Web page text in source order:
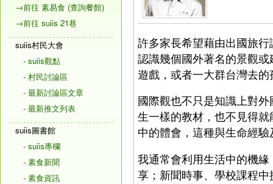
→前往 素易食 (查詢餐館)
→前往 suiis 21巷
suiis村民大會
- suiis觀點
- 村民討論區
- 最新討論區文章
- 最新推文列表
suiis圖書館
- suiis專欄
- 素食新聞
- 素食資訊
許多家長希望藉由出國旅
認識幾個國外著名的景觀
遊戲，或者一大群台灣去
國際觀也不只是知識上對
生一樣的教材，也不見得
中的體會，這種與生命經
我通常會利用生活中的機
享；新聞時事、學校課程